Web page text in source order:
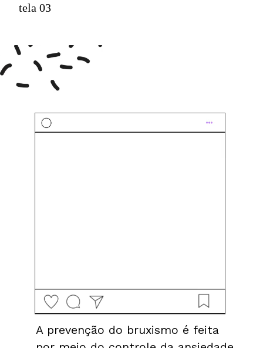
tela 03
A prevenção do bruxismo é feita